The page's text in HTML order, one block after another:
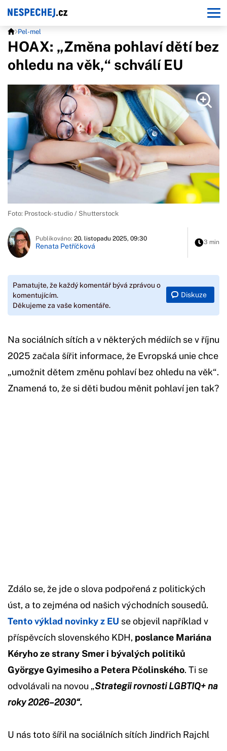
Pel-mel
HOAX: „Změna pohlaví dětí bez
ohledu na věk,“ schválí EU
Foto: Prostock-studio / Shutterstock
Publikováno: 20. listopadu 2025, 09:30
Renata Petříčková 3 min
Pamatujte, že každý komentář bývá zprávou o
komentujícím.
Děkujeme za vaše komentáře.
Diskuze
Na sociálních sítích a v některých médiích se v říjnu
2025 začala šířit informace, že Evropská unie chce
„umožnit dětem změnu pohlaví bez ohledu na věk“.
Znamená to, že si děti budou měnit pohlaví jen tak?
Zdálo se, že jde o slova podpořená z politických
úst, a to zejména od našich východních sousedů.
Tento výklad novinky z EU se objevil například v
příspěvcích slovenského KDH, poslance Mariána
Kéryho ze strany Smer i bývalých politiků
Györgye Gyimesiho a Petera Pčolinského. Ti se
odvolávali na novou „Strategii rovnosti LGBTIQ+ na
roky 2026–2030“.
U nás toto šířil na sociálních sítích Jindřich Rajchl